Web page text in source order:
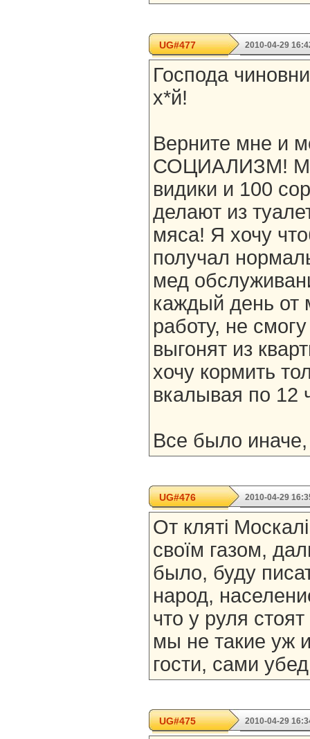
UG#477 2010-04-29
Господа
х*й!
Верните мне и
СОЦИАЛИЗМ!
видики и 100
делают из
мяса! Я хочу
получал
мед
каждый день от
работу, не
выгонят из
хочу кормить
вкалывая по 12
Все было
UG#476 2010-04-29
От кляті
своїм газом,
было, буду
народ,
что у руля
мы не такие уж
гости, сами
UG#475 2010-04-29